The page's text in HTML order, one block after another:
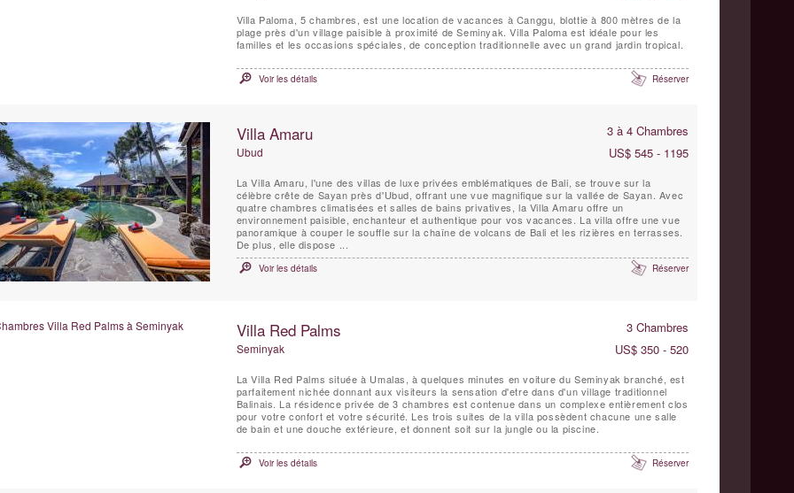
Villa Paloma, 5 chambres, est une location de vacances à Canggu, blottie à 800 mètres de la
plage près d'un village paisible à proximité de Seminyak. Villa Paloma est idéale pour les
familles et les occasions spéciales, de conception traditionnelle avec un grand jardin tropical.
Voir les détails Réserver
Villa Amaru 3 à 4 Chambres
Ubud US$ 545 - 1195
La Villa Amaru, l'une des villas de luxe privées emblématiques de Bali, se trouve sur la
célèbre crête de Sayan près d'Ubud, offrant une vue magnifique sur la vallée de Sayan. Avec
quatre chambres climatisées et salles de bains privatives, la Villa Amaru offre un
environnement paisible, enchanteur et authentique pour vos vacances. La villa offre une vue
panoramique à couper le souffle sur la chaîne de volcans de Bali et les rizières en terrasses.
De plus, elle dispose ...
Voir les détails Réserver
Villa Red Palms 3 Chambres
Seminyak US$ 350 - 520
La Villa Red Palms située à Umalas, à quelques minutes en voiture du Seminyak branché, est
parfaitement nichée donnant aux visiteurs la sensation d'etre dans d'un village traditionnel
Balinais. La résidence privée de 3 chambres est contenue dans un complexe entièrement clos
pour votre confort et votre sécurité. Les trois suites de la villa possèdent chacune une salle
de bain et une douche extérieure, et donnent soit sur la jungle ou la piscine.
Voir les détails Réserver